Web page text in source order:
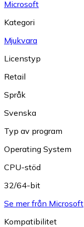
Microsoft
Kategori
Mjukvara
Licenstyp
Retail
Språk
Svenska
Typ av program
Operating System
CPU-stöd
32/64-bit
Se mer från Microsoft
Kompatibilitet